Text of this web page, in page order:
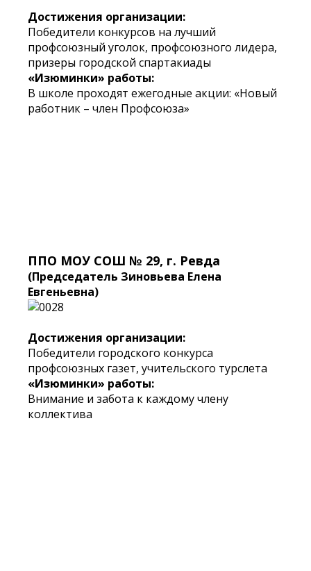
Достижения организации:
Победители конкурсов на лучший
профсоюзный уголок, профсоюзного лидера,
призеры городской спартакиады
«Изюминки» работы:
В школе проходят ежегодные акции: «Новый
работник – член Профсоюза»
ППО МОУ СОШ № 29, г. Ревда
(Председатель Зиновьева Елена
Евгеньевна)
Достижения организации:
Победители городского конкурса
профсоюзных газет, учительского турслета
«Изюминки» работы:
Внимание и забота к каждому члену
коллектива